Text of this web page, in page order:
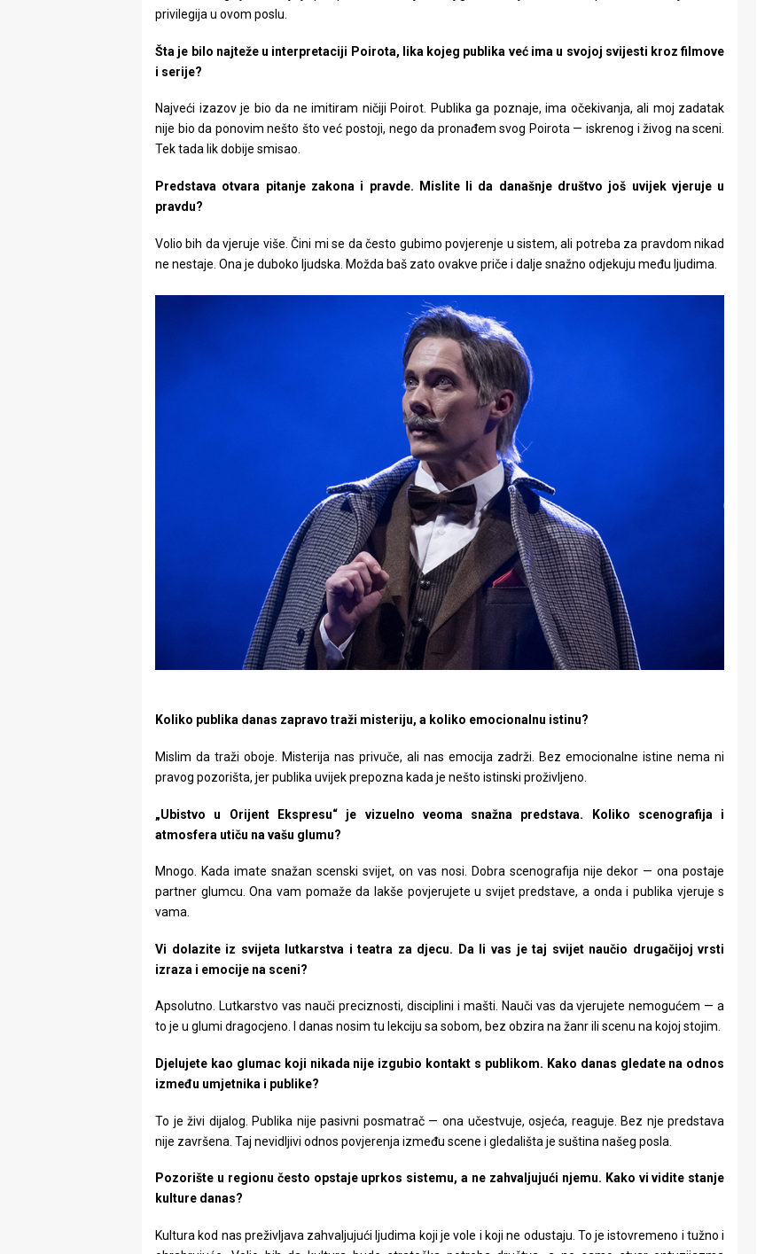
privilegija u ovom poslu.
Šta je bilo najteže u interpretaciji Poirota, lika kojeg publika već ima u svojoj svijesti kroz filmove
i serije?
Najveći izazov je bio da ne imitiram ničiji Poirot. Publika ga poznaje, ima očekivanja, ali moj zadatak
nije bio da ponovim nešto što već postoji, nego da pronađem svog Poirota — iskrenog i živog na sceni.
Tek tada lik dobije smisao.
Predstava otvara pitanje zakona i pravde. Mislite li da današnje društvo još uvijek vjeruje u
pravdu?
Volio bih da vjeruje više. Čini mi se da često gubimo povjerenje u sistem, ali potreba za pravdom nikad
ne nestaje. Ona je duboko ljudska. Možda baš zato ovakve priče i dalje snažno odjekuju među ljudima.
Koliko publika danas zapravo traži misteriju, a koliko emocionalnu istinu?
Mislim da traži oboje. Misterija nas privuče, ali nas emocija zadrži. Bez emocionalne istine nema ni
pravog pozorišta, jer publika uvijek prepozna kada je nešto istinski proživljeno.
„Ubistvo u Orijent Ekspresu“ je vizuelno veoma snažna predstava. Koliko scenografija i
atmosfera utiču na vašu glumu?
Mnogo. Kada imate snažan scenski svijet, on vas nosi. Dobra scenografija nije dekor — ona postaje
partner glumcu. Ona vam pomaže da lakše povjerujete u svijet predstave, a onda i publika vjeruje s
vama.
Vi dolazite iz svijeta lutkarstva i teatra za djecu. Da li vas je taj svijet naučio drugačijoj vrsti
izraza i emocije na sceni?
Apsolutno. Lutkarstvo vas nauči preciznosti, disciplini i mašti. Nauči vas da vjerujete nemogućem — a
to je u glumi dragocjeno. I danas nosim tu lekciju sa sobom, bez obzira na žanr ili scenu na kojoj stojim.
Djelujete kao glumac koji nikada nije izgubio kontakt s publikom. Kako danas gledate na odnos
između umjetnika i publike?
To je živi dijalog. Publika nije pasivni posmatrač — ona učestvuje, osjeća, reaguje. Bez nje predstava
nije završena. Taj nevidljivi odnos povjerenja između scene i gledališta je suština našeg posla.
Pozorište u regionu često opstaje uprkos sistemu, a ne zahvaljujući njemu. Kako vi vidite stanje
kulture danas?
Kultura kod nas preživljava zahvaljujući ljudima koji je vole i koji ne odustaju. To je istovremeno i tužno i